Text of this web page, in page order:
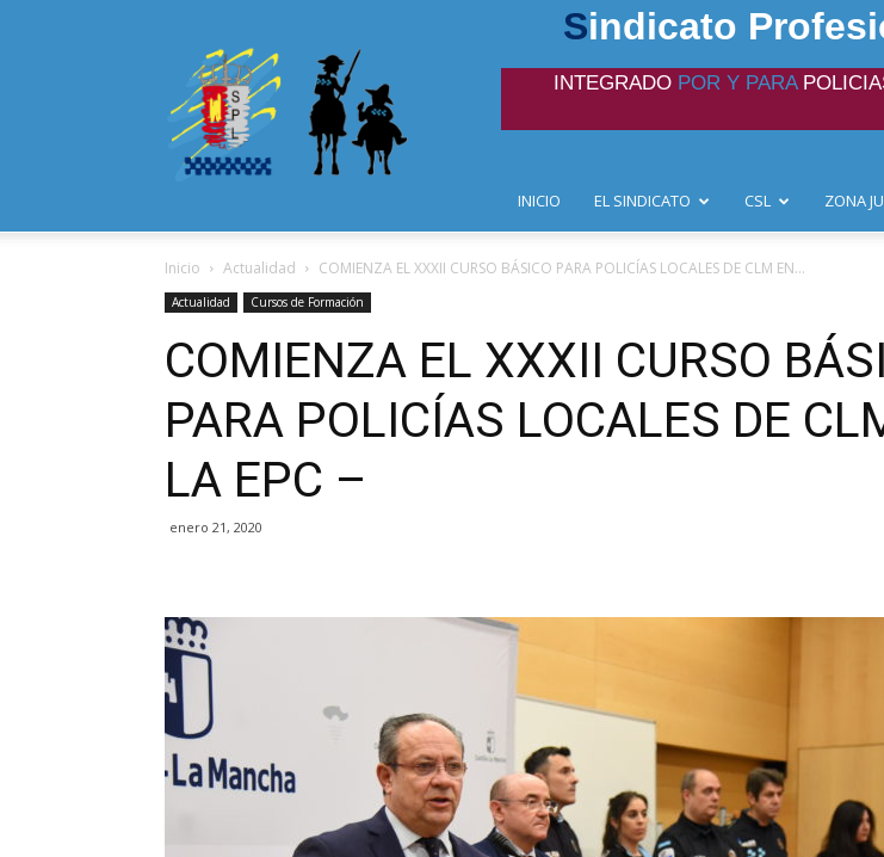
Sindicato
INTEGRADO POR Y PARA
INICIO EL SINDICATO CSL ZONA
Inicio Actualidad COMIENZA EL XXXII CURSO BÁSICO PARA POLICÍAS LOCALES DE CLM EN...
Actualidad Cursos de Formación
COMIENZA EL XXXII CURSO
PARA POLICÍAS LOCALES DE
LA EPC –
enero 21, 2020